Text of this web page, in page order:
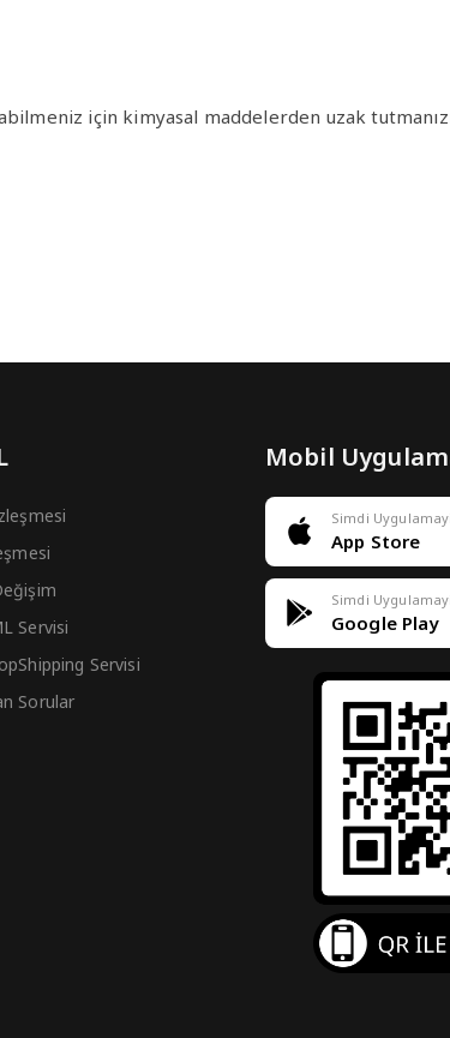
için kimyasal maddelerden uzak
Servisi
Servisi
Sorular
Mobil
Simdi
App Store
Simdi
Google Play